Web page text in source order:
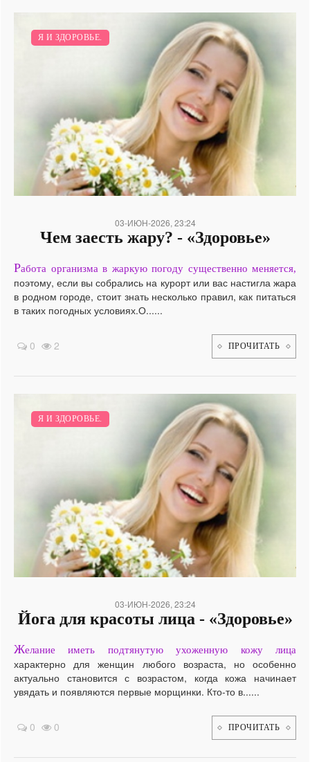
Я И ЗДОРОВЬЕ.
03-ИЮН-2026, 23:24
Чем заесть жару? - «Здоровье»
Работа организма в жаркую погоду существенно меняется,
поэтому, если вы собрались на курорт или вас настигла жара
в родном городе, стоит знать несколько правил, как питаться
в таких погодных условиях.О......
0 2 ПРОЧИТАТЬ
Я И ЗДОРОВЬЕ.
03-ИЮН-2026, 23:24
Йога для красоты лица - «Здоровье»
Желание иметь подтянутую ухоженную кожу лица
характерно для женщин любого возраста, но особенно
актуально становится с возрастом, когда кожа начинает
увядать и появляются первые морщинки. Кто-то в......
0 0 ПРОЧИТАТЬ